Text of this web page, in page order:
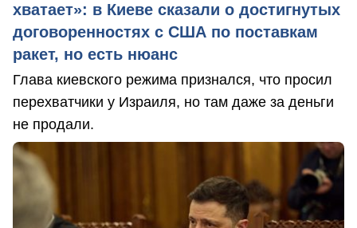
хватает»: в Киеве сказали о достигнутых
договоренностях с США по поставкам
ракет, но есть нюанс
Глава киевского режима признался, что просил
перехватчики у Израиля, но там даже за деньги
не продали.